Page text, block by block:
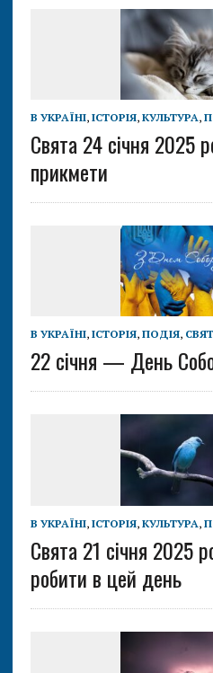
В УКРАЇНІ, ІСТОРІЯ, КУЛЬТУРА,
Свята 24 січня 2025
прикмети
В УКРАЇНІ, ІСТОРІЯ, ПОДІЯ,
22 січня — День
В УКРАЇНІ, ІСТОРІЯ, КУЛЬТУРА,
Свята 21 січня 2025
робити в цей день